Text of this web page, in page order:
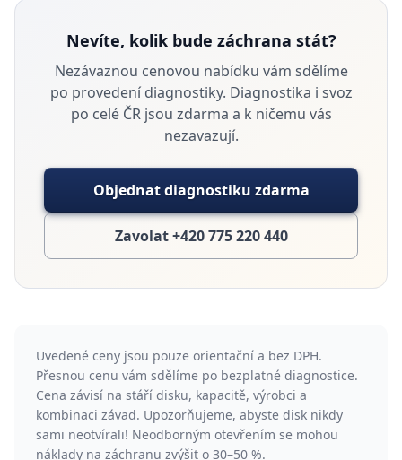
Nevíte, kolik bude záchrana stát?
Nezávaznou cenovou nabídku vám sdělíme
po provedení diagnostiky. Diagnostika i svoz
po celé ČR jsou zdarma a k ničemu vás
nezavazují.
Objednat diagnostiku zdarma
Zavolat +420 775 220 440
Uvedené ceny jsou pouze orientační a bez DPH.
Přesnou cenu vám sdělíme po bezplatné diagnostice.
Cena závisí na stáří disku, kapacitě, výrobci a
kombinaci závad. Upozorňujeme, abyste disk nikdy
sami neotvírali! Neodborným otevřením se mohou
náklady na záchranu zvýšit o 30–50 %.